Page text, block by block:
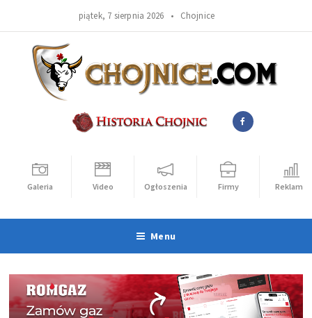
piątek, 7 sierpnia 2026 • Chojnice
Galeria Video Ogłoszenia Firmy Reklama
Menu